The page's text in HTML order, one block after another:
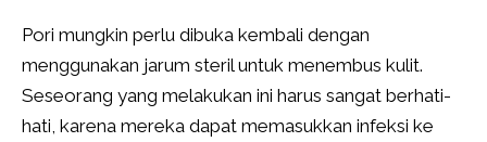
Pori mungkin perlu dibuka kembali dengan
menggunakan jarum steril untuk menembus kulit.
Seseorang yang melakukan ini harus sangat berhati-
hati, karena mereka dapat memasukkan infeksi ke